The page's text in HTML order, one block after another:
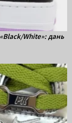
White»: дань